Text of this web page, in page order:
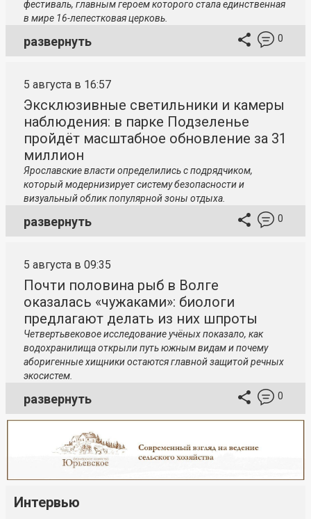
фестиваль, главным героем которого стала единственная
в мире 16-лепестковая церковь.
развернуть 0
5 августа в 16:57
Эксклюзивные светильники и камеры
наблюдения: в парке Подзеленье
пройдёт масштабное обновление за 31
миллион
Ярославские власти определились с подрядчиком,
который модернизирует систему безопасности и
визуальный облик популярной зоны отдыха.
развернуть 0
5 августа в 09:35
Почти половина рыб в Волге
оказалась «чужаками»: биологи
предлагают делать из них шпроты
Четвертьвековое исследование учёных показало, как
водохранилища открыли путь южным видам и почему
аборигенные хищники остаются главной защитой речных
экосистем.
развернуть 0
Интервью